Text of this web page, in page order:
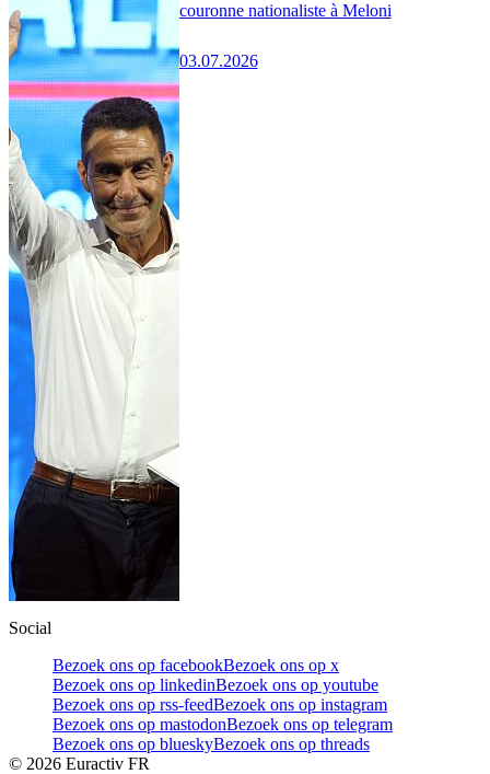
couronne nationaliste à Meloni
03.07.2026
Social
Bezoek ons op facebookBezoek ons op x
Bezoek ons op linkedinBezoek ons op youtube
Bezoek ons op rss-feedBezoek ons op instagram
Bezoek ons op mastodonBezoek ons op telegram
Bezoek ons op blueskyBezoek ons op threads
© 2026 Euractiv FR